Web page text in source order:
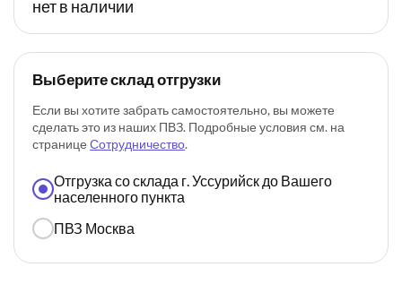
нет в наличии
Выберите склад отгрузки
Если вы хотите забрать самостоятельно, вы можете
сделать это из наших ПВЗ. Подробные условия см. на
странице Сотрудничество.
Отгрузка со склада г. Уссурийск до Вашего
населенного пункта
ПВЗ Москва